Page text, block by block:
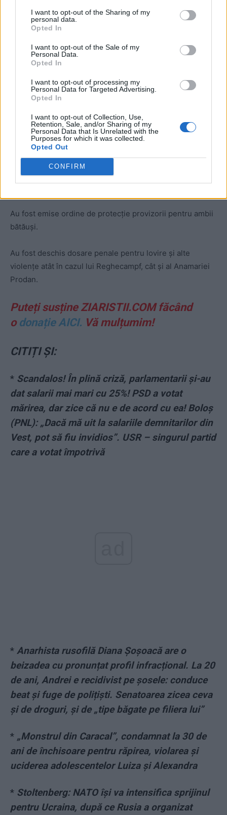
I want to opt-out of the Sharing of my
personal data.
Opted In
I want to opt-out of the Sale of my
Personal Data.
Opted In
I want to opt-out of processing my
Personal Data for Targeted Advertising.
Opted In
I want to opt-out of Collection, Use,
Retention, Sale, and/or Sharing of my
Personal Data that Is Unrelated with the
Purposes for which it was collected.
Opted Out
CONFIRM
Poliția Snagov a formulat un comunicat despre
evenimentele șocante dintre Laurențiu Reghecampf și
Au fost emise ordine de protecție provizorii pentru ambii
bătăuși.
Au fost deschis dosare penale pentru lovire și alte
violențe atât în cazul lui Reghecampf, cât și al Anamariei
Prodan.
Puteți susține ZIARISTII.COM făcând
o donație AICI. Vă mulțumim!
CITIȚI ȘI:
* Scandalos! În plină criză, parlamentarii și-au
dat salarii mai mari cu 25%! PSD a votat
mărirea, dar zice că nu e de acord cu ea! Boloș
(PNL): „Dacă mă uit la salariile demnitarilor din
Vest, pot să fiu invidios”. USR – singurul partid
care a votat împotrivă
* Anarhista rusofilă Diana Șoșoacă are o
beizadea cu pronunțat profil infracțional. La 20
de ani, Andrei e recidivist pe șosele: conduce
beat și fuge de polițiști. Senatoarea zicea ceva
și de droguri, și de „tipe băgate pe filiera lui”
* „Monstrul din Caracal”, condamnat la 30 de
ani de închisoare pentru răpirea, violarea și
uciderea adolescentelor Luiza și Alexandra
* Stoltenberg: NATO îşi va intensifica sprijinul
pentru Ucraina, după ce Rusia a organizat